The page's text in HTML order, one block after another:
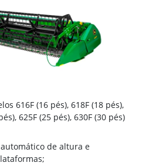
616F (16 pés), 618F (18 pés),
625F (25 pés), 630F (30 pés)
de altura e